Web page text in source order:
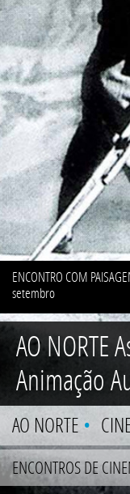
ENCONTRO COM
setembro
AO NORTE
Animação
AO NORTE •
ENCONTROS DE